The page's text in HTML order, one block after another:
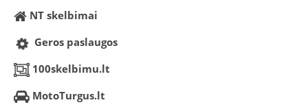
NT skelbimai
Geros paslaugos
100skelbimu.lt
MotoTurgus.lt